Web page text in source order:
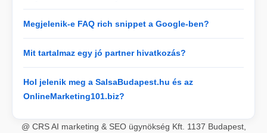
Megjelenik-e FAQ rich snippet a Google-ben?
Mit tartalmaz egy jó partner hivatkozás?
Hol jelenik meg a SalsaBudapest.hu és az
OnlineMarketing101.biz?
@ CRS AI marketing & SEO ügynökség Kft. 1137 Budapest,